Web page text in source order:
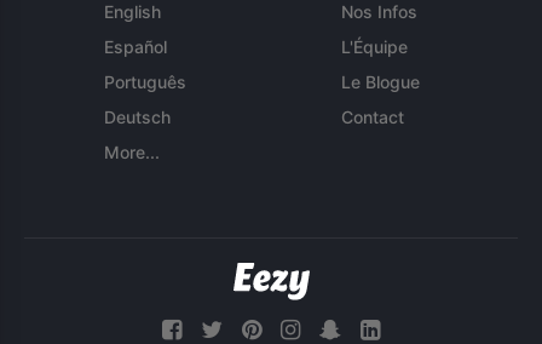
English
Español
Português
Deutsch
More...
Nos Infos
L'Équipe
Le Blogue
Contact